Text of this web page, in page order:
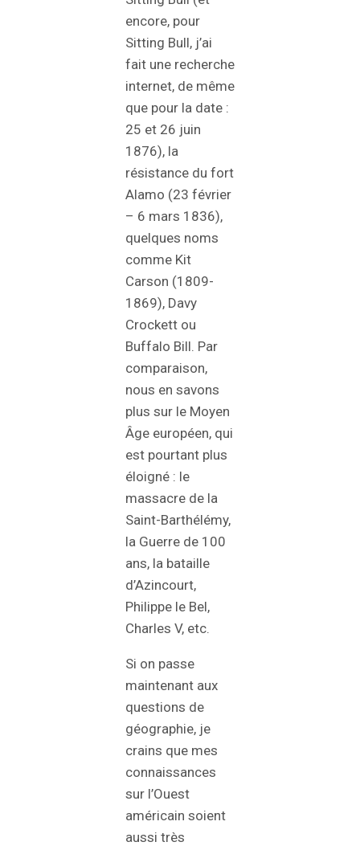
encore, pour
Sitting Bull, j’ai
fait une recherche
internet, de même
que pour la date :
25 et 26 juin
1876), la
résistance du fort
Alamo (23 février
– 6 mars 1836),
quelques noms
comme Kit
Carson (1809-
1869), Davy
Crockett ou
Buffalo Bill. Par
comparaison,
nous en savons
plus sur le Moyen
Âge européen, qui
est pourtant plus
éloigné : le
massacre de la
Saint-Barthélémy,
la Guerre de 100
ans, la bataille
d’Azincourt,
Philippe le Bel,
Charles V, etc.
Si on passe
maintenant aux
questions de
géographie, je
crains que mes
connaissances
sur l’Ouest
américain soient
aussi très